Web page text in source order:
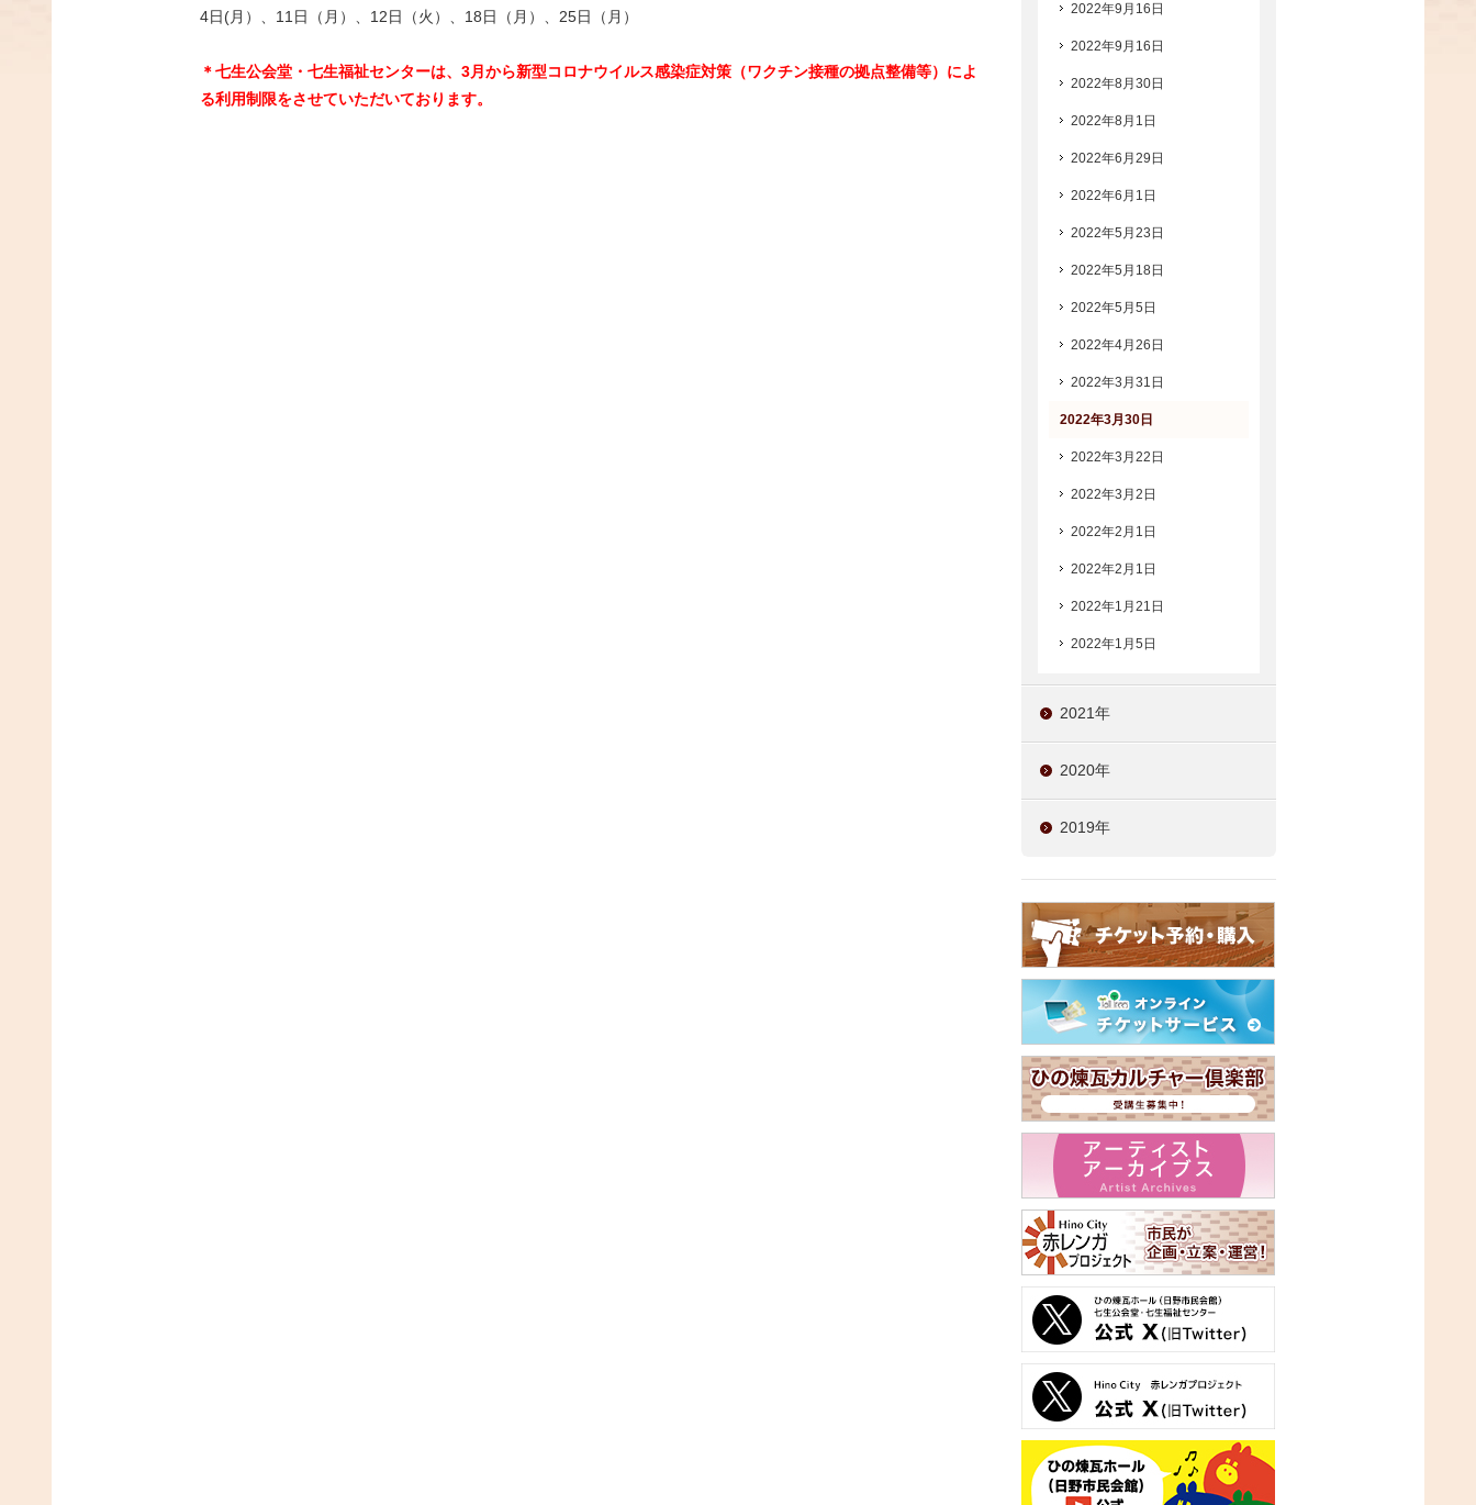
4日(月）、11日（月）、12日（火）、18日（月）、25日（月）
＊七生公会堂・七生福祉センターは、3月から新型コロナウイルス感染症対策（ワクチン接種の拠点整備等）によ
る利用制限をさせていただいております。
2022年9月16日
2022年9月16日
2022年8月30日
2022年8月1日
2022年6月29日
2022年6月1日
2022年5月23日
2022年5月18日
2022年5月5日
2022年4月26日
2022年3月31日
2022年3月30日
2022年3月22日
2022年3月2日
2022年2月1日
2022年2月1日
2022年1月21日
2022年1月5日
2021年
2020年
2019年